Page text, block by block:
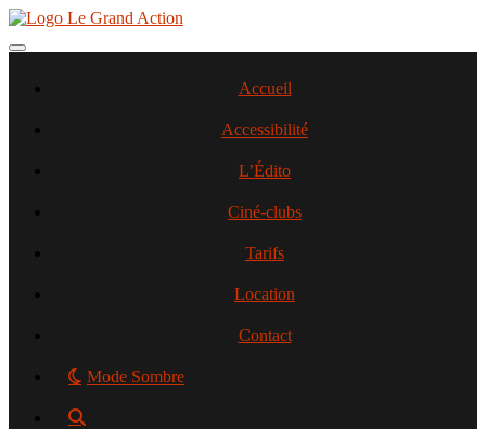
Aller
contenu
Toggle navigation
Accueil
Accessibilité
L’Édito
Ciné-clubs
Tarifs
Location
Contact
Mode Sombre